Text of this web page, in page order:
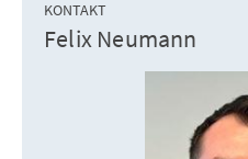
KONTAKT
Felix Neumann